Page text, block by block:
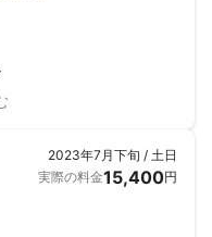
2023年7月下旬 / 土日
実際の料金15,400円